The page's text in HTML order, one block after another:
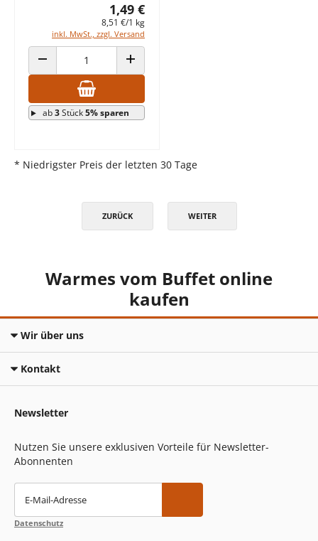
1,49 €
8,51 €/1 kg
inkl. MwSt., zzgl. Versand
ANZAHL VERRINGERN ANZAHL ERHÖHEN
ab3Stück5% sparen
* Niedrigster Preis der letzten 30 Tage
ZURÜCK WEITER
Warmes vom Buffet online
kaufen
Wir über uns
Kontakt
Newsletter
Nutzen Sie unsere exklusiven Vorteile für Newsletter-
Abonnenten
E-Mail-Adresse
Datenschutz